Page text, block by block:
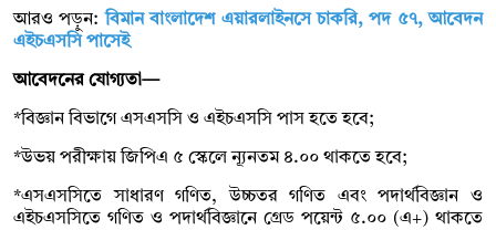
আরও পড়ুন:বিমান বাংলাদেশ এয়ারলাইনসে চাকরি, পদ ৫৭, আবেদন
এইচএসসি পাসেই
আবেদনের যোগ্যতা—
*বিজ্ঞান বিভাগে এসএসসি ও এইচএসসি পাস হতে হবে;
*উভয় পরীক্ষায় জিপিএ ৫ স্কেলে ন্যূনতম ৪.০০ থাকতে হবে;
*এসএসসিতে সাধারণ গণিত, উচ্চতর গণিত এবং পদার্থবিজ্ঞান ও
এইচএসসিতে গণিত ও পদার্থবিজ্ঞানে গ্রেড পয়েন্ট ৫.০০ (এ+) থাকতে